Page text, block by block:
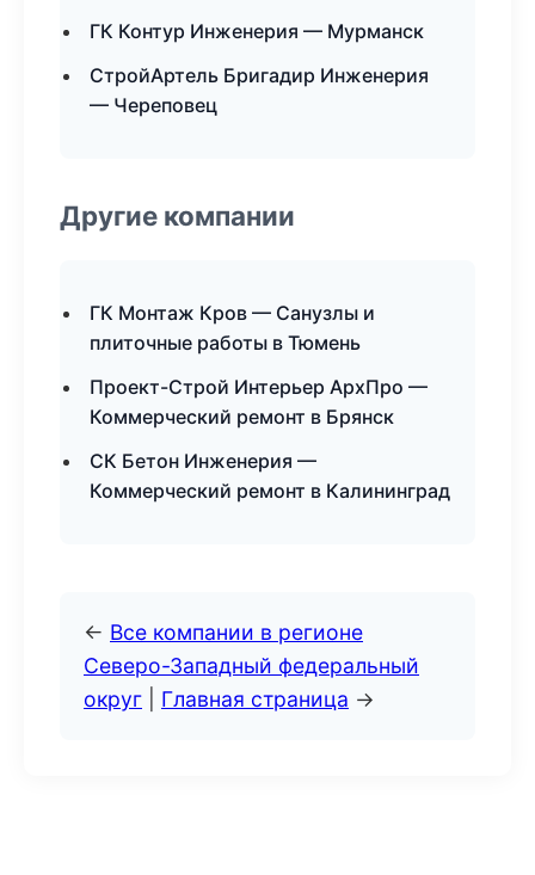
ГК Контур Инженерия — Мурманск
СтройАртель Бригадир Инженерия
— Череповец
Другие компании
ГК Монтаж Кров — Санузлы и
плиточные работы в Тюмень
Проект-Строй Интерьер АрхПро —
Коммерческий ремонт в Брянск
СК Бетон Инженерия —
Коммерческий ремонт в Калининград
← Все компании в регионе
Северо-Западный федеральный
округ
Главная страница →